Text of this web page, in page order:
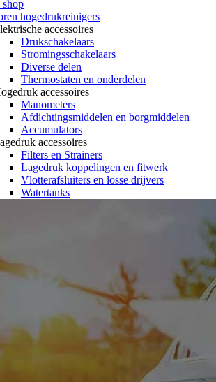
shop
hogedrukreinigers
accessoires
Drukschakelaars
Stromingsschakelaars
Diverse delen
Thermostaten en onderdelen
accessoires
Manometers
Afdichtingsmiddelen en borgmiddelen
Accumulators
accessoires
Filters en Strainers
Lagedruk koppelingen en fitwerk
Vlotterafsluiters en losse drijvers
Watertanks